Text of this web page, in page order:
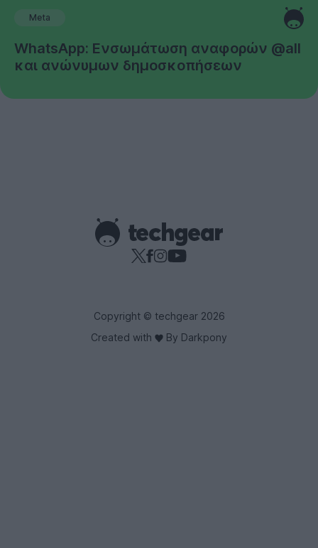
Meta
WhatsApp: Ενσωμάτωση αναφορών @all
και ανώνυμων δημοσκοπήσεων
Copyright © techgear 2026
Created with
By Darkpony